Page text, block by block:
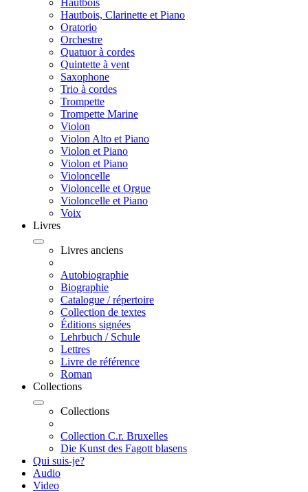
Hautbois
Hautbois, Clarinette et Piano
Oratorio
Orchestre
Quatuor à cordes
Quintette à vent
Saxophone
Trio à cordes
Trompette
Trompette Marine
Violon
Violon Alto et Piano
Violon et Piano
Violon et Piano
Violoncelle
Violoncelle et Orgue
Violoncelle et Piano
Voix
Livres
Livres anciens
Autobiographie
Biographie
Catalogue / répertoire
Collection de textes
Éditions signées
Lehrbuch / Schule
Lettres
Livre de référence
Roman
Collections
Collections
Collection C.r. Bruxelles
Die Kunst des Fagott blasens
Qui suis-je?
Audio
Video